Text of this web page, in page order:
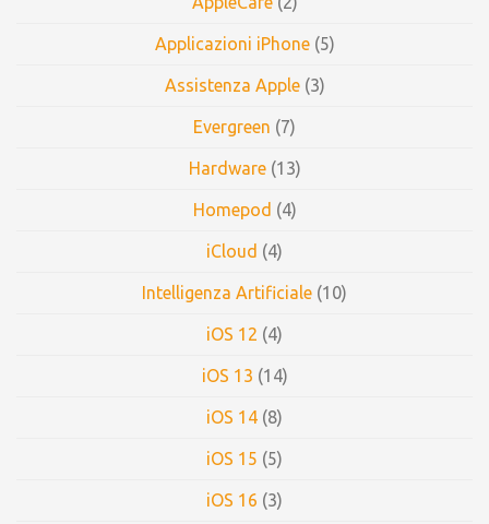
Applicazioni iPhone(5)
Assistenza Apple(3)
Evergreen (7)
Hardware(13)
Homepod (4)
iCloud (4)
Intelligenza Artificiale (10)
iOS 12 (4)
iOS 13 (14)
iOS 14 (8)
iOS 15 (5)
iOS 16 (3)